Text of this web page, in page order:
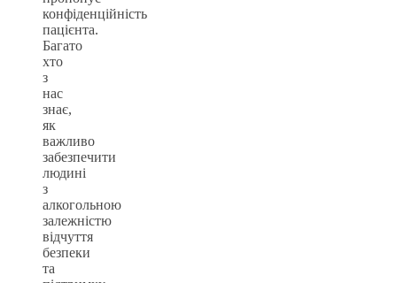
конфіденційність
пацієнта.
Багато
хто
з
нас
знає,
як
важливо
забезпечити
людині
з
алкогольною
залежністю
відчуття
безпеки
та